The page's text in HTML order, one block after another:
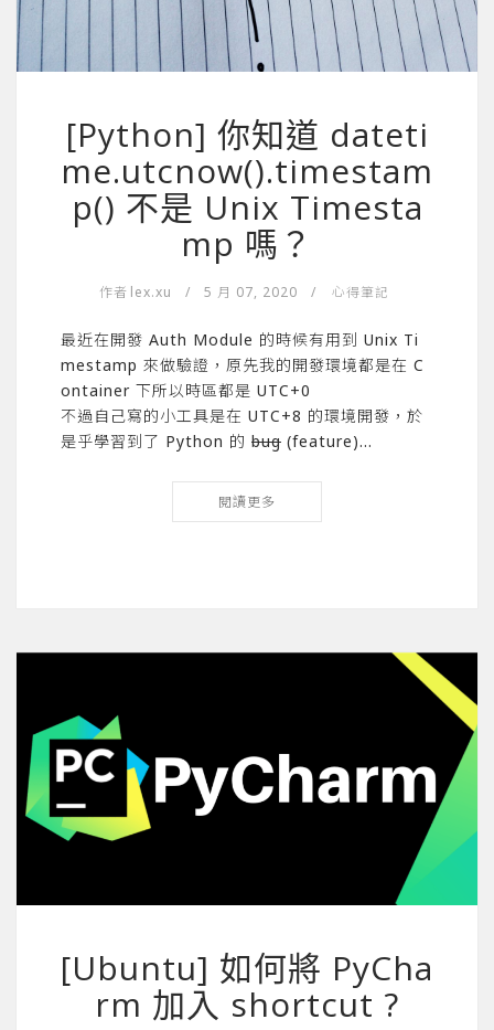
[Python] 你知道 dateti
me.utcnow().timestam
p() 不是 Unix Timesta
mp 嗎？
作者 lex.xu / 5 月 07, 2020 / 心得筆記
最近在開發 Auth Module 的時候有用到 Unix Ti
mestamp 來做驗證，原先我的開發環境都是在 C
ontainer 下所以時區都是 UTC+0
不過自己寫的小工具是在 UTC+8 的環境開發，於
是乎學習到了 Python 的 bug (feature)…
閱讀更多
[Ubuntu] 如何將 PyCha
rm 加入 shortcut ?